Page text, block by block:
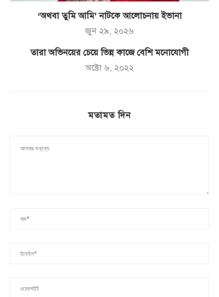
‘অথবা তুমি আমি’ নাটকে আলোচনায় ইভানা
জুন ২৯, ২০২৬
তারা অভিনয়ের চেয়ে ভিন্ন কাজে বেশি মনোযোগী
অক্টো ৬, ২০২২
মতামত দিন